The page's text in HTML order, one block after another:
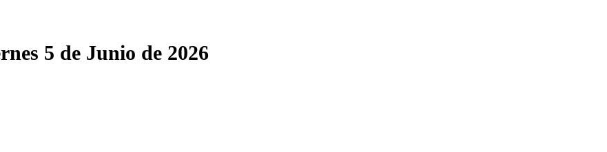
5 de Junio de 2026